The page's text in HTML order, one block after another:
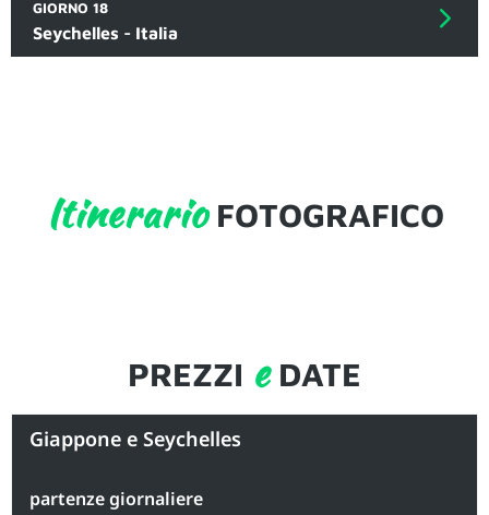
GIORNO 18
Seychelles - Italia
ItinerarioFOTOGRAFICO
PREZZI eDATE
Giappone e Seychelles
partenze giornaliere